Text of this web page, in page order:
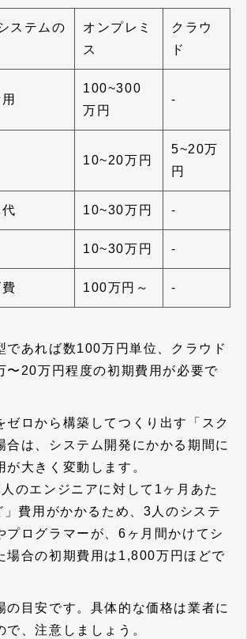
ステムの
オンプレミ
ス
クラウ
ド
100~300
万円
-
10~20万円
5~20万
円
10~30万円 -
10~30万円 -
100万円～ -
であれば数100万円単位、クラウド
〜20万円程度の初期費用が必要で
ゼロから構築してつくり出す「スク
合は、システム開発にかかる期間に
が大きく変動します。
のエンジニアに対して1ヶ月あた
」費用がかかるため、3人のシステ
プログラマーが、6ヶ月間かけてシ
場合の初期費用は1,800万円ほどで
の目安です。具体的な価格は業者に
で、注意しましょう。